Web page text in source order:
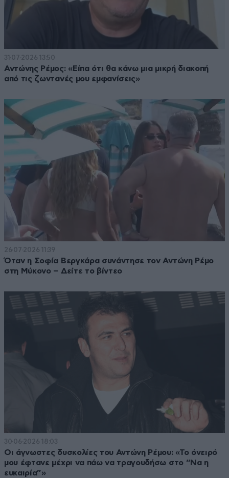
31·07·2026 13:50
Αντώνης Ρέμος: «Είπα ότι θα κάνω μια μικρή διακοπή
από τις ζωντανές μου εμφανίσεις»
26·07·2026 11:39
Όταν η Σοφία Βεργκάρα συνάντησε τον Αντώνη Ρέμο
στη Μύκονο – Δείτε το βίντεο
30·06·2026 18:03
Οι άγνωστες δυσκολίες του Αντώνη Ρέμου: «Το όνειρό
μου έφτανε μέχρι να πάω να τραγουδήσω στο “Να η
ευκαιρία”»